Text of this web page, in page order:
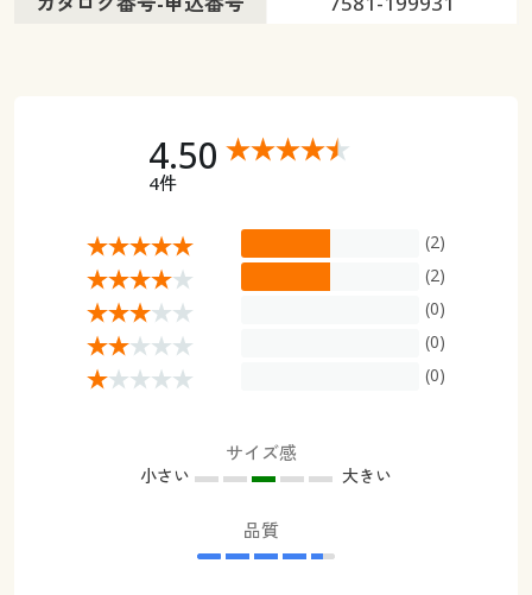
4.50
4件
(2)
(2)
(0)
(0)
(0)
サイズ感
小さい 大きい
品質